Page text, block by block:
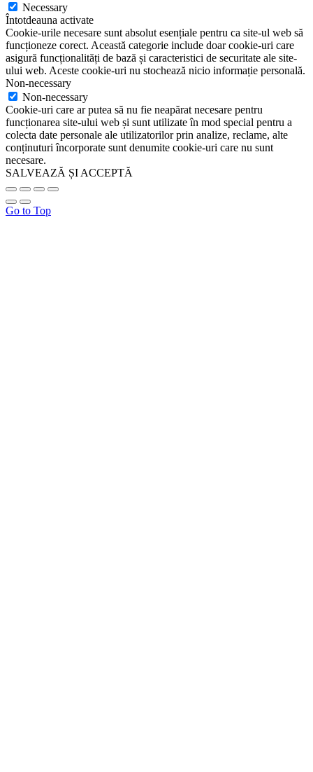
Necessary
Întotdeauna activate
Cookie-urile necesare sunt absolut esențiale pentru ca site-ul web să
funcționeze corect. Această categorie include doar cookie-uri care
asigură funcționalități de bază și caracteristici de securitate ale site-
ului web. Aceste cookie-uri nu stochează nicio informație personală.
Non-necessary
Non-necessary
Cookie-uri care ar putea să nu fie neapărat necesare pentru
funcționarea site-ului web și sunt utilizate în mod special pentru a
colecta date personale ale utilizatorilor prin analize, reclame, alte
conținuturi încorporate sunt denumite cookie-uri care nu sunt
necesare.
SALVEAZĂ ȘI ACCEPTĂ
Go to Top